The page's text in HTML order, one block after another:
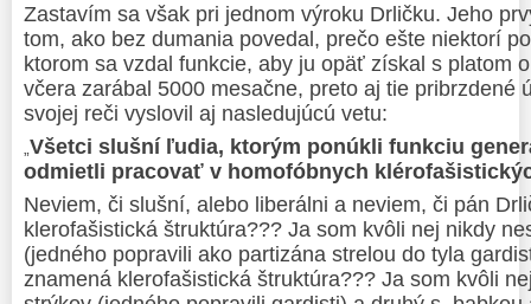
Zastavím sa však pri jednom výroku Drličku. Jeho
tom, ako bez dumania povedal, prečo ešte niektorí
ktorom sa vzdal funkcie, aby ju opäť získal s platom
včera zarábal 5000 mesačne, preto aj tie pribrzdené
svojej reči vyslovil aj nasledujúcú vetu:
Všetci slušní ľudia, ktorým ponúkli funkciu
odmietli pracovať v homofóbnych
Neviem, či slušní, alebo liberálni a neviem, či pán
klerofašistická štruktúra??? Ja som kvôli nej nikdy
(jedného popravili ako partizána strelou do tyla
znamená klerofašistická štruktúra??? Ja som kvôli